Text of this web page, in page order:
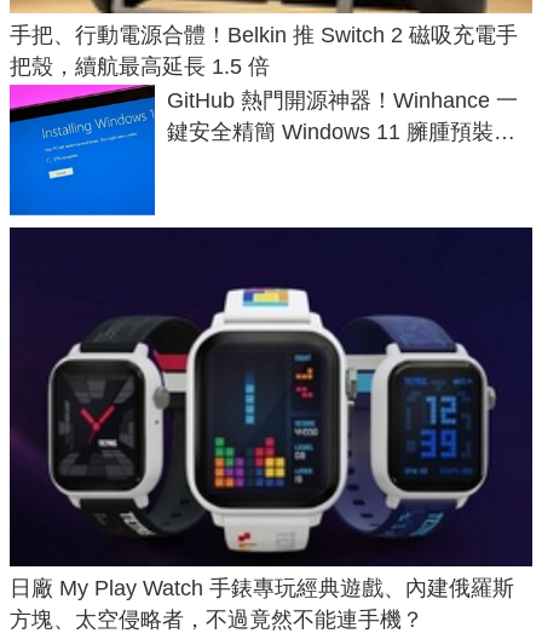
手把、行動電源合體！Belkin 推 Switch 2 磁吸充電手
把殼，續航最高延長 1.5 倍
GitHub 熱門開源神器！Winhance 一
鍵安全精簡 Windows 11 臃腫預裝軟
日廠 My Play Watch 手錶專玩經典遊戲、內建俄羅斯
方塊、太空侵略者，不過竟然不能連手機？